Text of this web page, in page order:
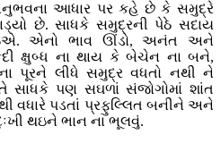
આધાર પર કહે છે કે સમુદ્રે
છે. સાધકે સમુદ્રની પેઠે સદાય
એનો ભાવ ઊંડો, અનંત અને
ક્ષુબ્ધ ના થાય કે બેચેન ના બને,
પૂરને લીધે સમુદ્ર વધતો નથી ને
સાધકે પણ સઘળાં સંજોગોમાં શાંત
વધારે પડતાં પ્રફુલ્લિત બનીને અને
થઇને ભાન ના ભૂલવું.